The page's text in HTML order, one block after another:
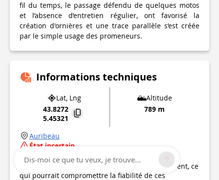
fil du temps, le passage défendu de quelques motos
et l’absence d’entretien régulier, ont favorisé la
création d'ornières et une trace parallèle s’est créée
par le simple usage des promeneurs.
Informations techniques
Lat, Lng
43.8272
5.45321
Altitude
789 m
Auribeau
État incertain
Point d'intérêt mis à jour le31/08/2018
Ce point d’intérêt n'a pas été mis à jour récemment, ce
qui pourrait compromettre la fiabilité de ces
Dis-moi ce que tu veux, je trouve...